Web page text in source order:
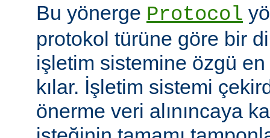
Bu yönerge Protocol
protokol türüne göre bir
işletim sistemine özgü
kılar. İşletim sistemi
önerme veri alınıncaya